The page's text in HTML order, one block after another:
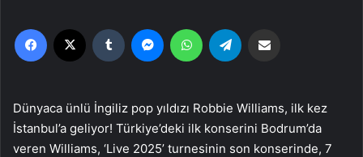
Facebook Tumblr MessengerWhatsApp
Dünyaca ünlü İngiliz pop yıldızı Robbie Williams, ilk kez
İstanbul’a geliyor! Türkiye’deki ilk konserini Bodrum’da
veren Williams, ‘Live 2025’ turnesinin son konserinde, 7